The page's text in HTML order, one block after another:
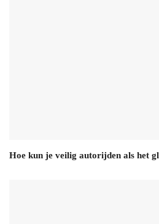
Hoe kun je veilig autorijden als het